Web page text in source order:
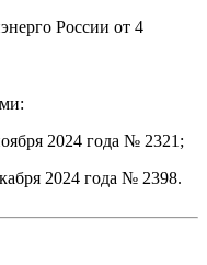
России от 4
2024 года № 2321;
2024 года № 2398.